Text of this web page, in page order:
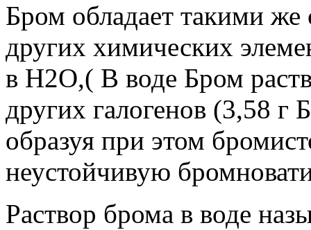
Бром обладает такими
других химических
в Н2О,( В воде Бром
других галогенов (3,58 г
образуя при этом
неустойчивую
Раствор брома в воде